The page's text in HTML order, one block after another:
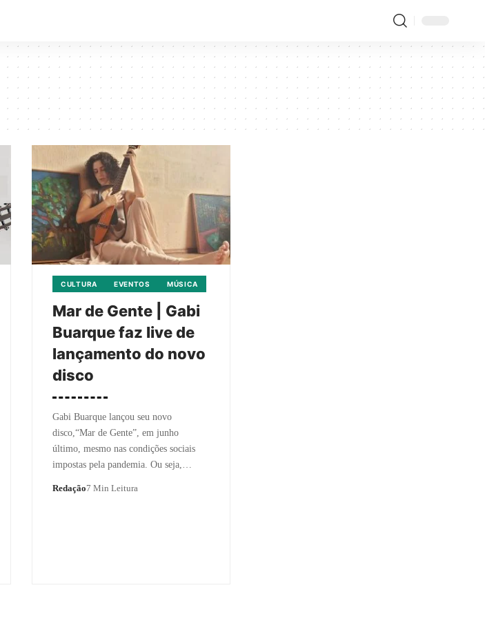
CULTURA EVENTOS MÚSICA
Mar de Gente | Gabi
Buarque faz live de
lançamento do novo
disco
Gabi Buarque lançou seu novo
disco,“Mar de Gente”, em junho
último, mesmo nas condições sociais
impostas pela pandemia. Ou seja,…
Redação7 Min Leitura